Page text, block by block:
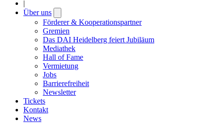
|
Über uns
submenu
Förderer & Kooperationspartner
Gremien
Das DAI Heidelberg feiert Jubiläum
Mediathek
Hall of Fame
Vermietung
Jobs
Barrierefreiheit
Newsletter
Tickets
Kontakt
News